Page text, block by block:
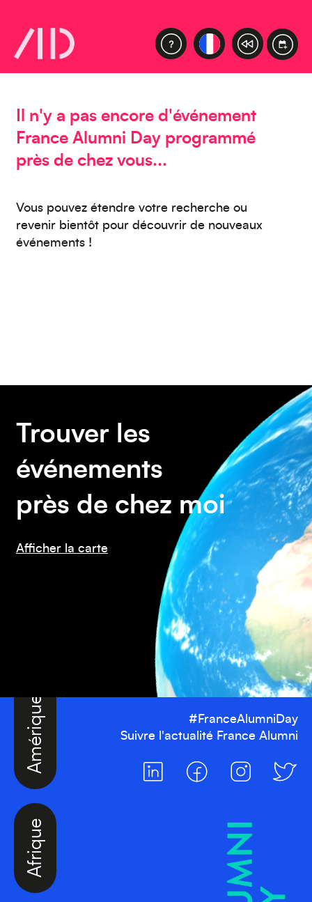
Il n'y a pas encore d'événement
France Alumni Day programmé
près de chez vous...
Vous pouvez étendre votre recherche ou
revenir bientôt pour découvrir de nouveaux
événements !
Trouver les
événements
près de chez moi
Afficher la carte
Afrique
Amérique du Nord
Amérique du Sud
Caraïbes
Europe
#FranceAlumniDay
Suivre l'actualité France Alumni